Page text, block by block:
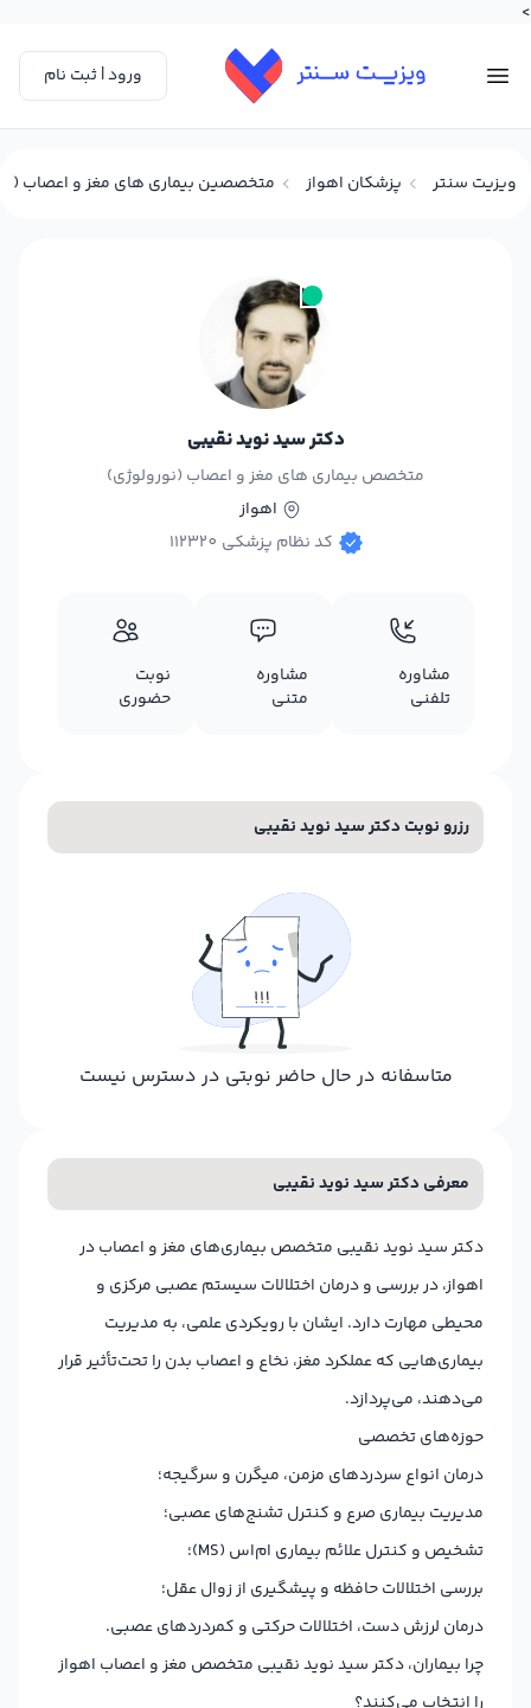
>
ورود | ثبت نام
ویزیت سنتر پزشکان اهواز متخصصین بیماری های مغز و اعصاب
دکتر سید نوید نقیبی
متخصص بیماری های مغز و اعصاب (نورولوژی)
اهواز
کد نظام پزشکی 112320
مشاوره
تلفنی
مشاوره
متنی
نوبت
حضوری
رزرو نوبت دکتر سید نوید نقیبی
متاسفانه در حال حاضر نوبتی در دسترس نیست
معرفی دکتر سید نوید نقیبی
دکتر سید نوید نقیبی متخصص بیماری‌های مغز و اعصاب در
اهواز، در بررسی و درمان اختلالات سیستم عصبی مرکزی و
محیطی مهارت دارد. ایشان با رویکردی علمی، به مدیریت
بیماری‌هایی که عملکرد مغز، نخاع و اعصاب بدن را تحت‌تأثیر قرار
می‌دهند، می‌پردازد.
حوزه‌های تخصصی
درمان انواع سردردهای مزمن، میگرن و سرگیجه؛
مدیریت بیماری صرع و کنترل تشنج‌های عصبی؛
تشخیص و کنترل علائم بیماری ام‌اس (MS)؛
بررسی اختلالات حافظه و پیشگیری از زوال عقل؛
درمان لرزش دست، اختلالات حرکتی و کمردردهای عصبی.
چرا بیماران، دکتر سید نوید نقیبی متخصص مغز و اعصاب اهواز